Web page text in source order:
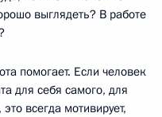
выглядеть? В работе
помогает. Если человек
для себя самого, для
всегда мотивирует,